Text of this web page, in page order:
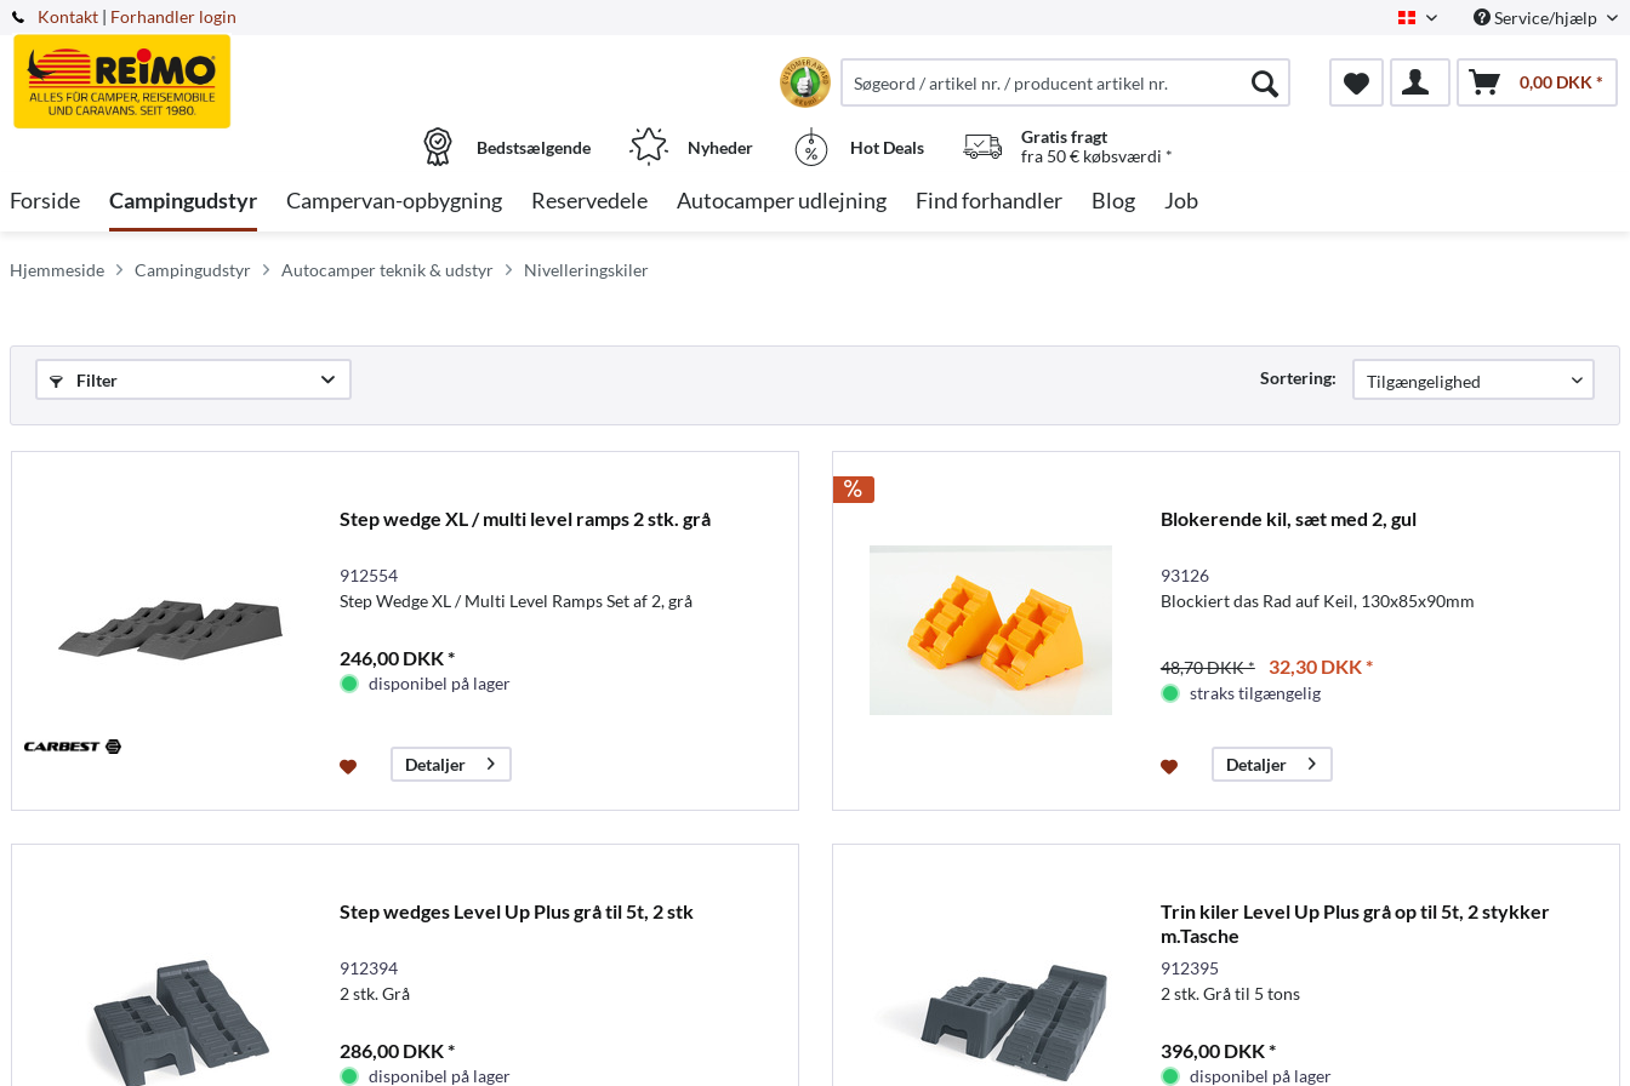
Kontakt Dansk Service/hjælp
| Forhandler login
0,00 DKK *
Bedstsælgende Nyheder Hot Deals
Gratis fragt
fra 50 € købsværdi *
Forside Campingudstyr Campervan-opbygning Reservedele Autocamper udlejning Find forhandler Blog Job
Hjemmeside Campingudstyr Autocamper teknik & udstyr Nivelleringskiler
Filter Sortering:
Step wedge XL / multi level ramps 2 stk. grå
912554
Step Wedge XL / Multi Level Ramps Set af 2, grå
246,00 DKK *
disponibel på lager
Detaljer
Blokerende kil, sæt med 2, gul
93126
Blockiert das Rad auf Keil, 130x85x90mm
48,70 DKK * 32,30 DKK *
straks tilgængelig
Detaljer
Step wedges Level Up Plus grå til 5t, 2 stk
912394
2 stk. Grå
286,00 DKK *
disponibel på lager
Trin kiler Level Up Plus grå op til 5t, 2 stykker
m.Tasche
912395
2 stk. Grå til 5 tons
396,00 DKK *
disponibel på lager